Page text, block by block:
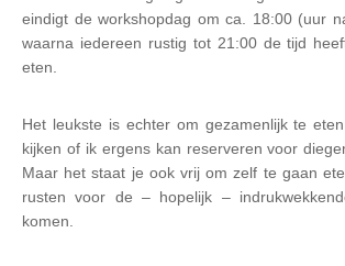
eindigt de workshopdag om ca. 18:00 (uur
waarna iedereen rustig tot 21:00 de tijd
eten.
Het leukste is echter om gezamenlijk te
kijken of ik ergens kan reserveren voor
Maar het staat je ook vrij om zelf te gaan
rusten voor de – hopelijk –
komen.